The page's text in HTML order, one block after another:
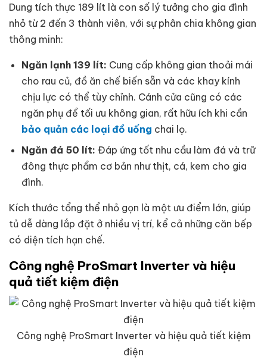
Dung tích thực 189 lít là con số lý tưởng cho gia đình
nhỏ từ 2 đến 3 thành viên, với sự phân chia không gian
thông minh:
Ngăn lạnh 139 lít: Cung cấp không gian thoải mái
cho rau củ, đồ ăn chế biến sẵn và các khay kính
chịu lực có thể tùy chỉnh. Cánh cửa cũng có các
ngăn phụ để tối ưu không gian, rất hữu ích khi cần
bảo quản các loại đồ uống chai lọ.
Ngăn đá 50 lít: Đáp ứng tốt nhu cầu làm đá và trữ
đông thực phẩm cơ bản như thịt, cá, kem cho gia
đình.
Kích thước tổng thể nhỏ gọn là một ưu điểm lớn, giúp
tủ dễ dàng lắp đặt ở nhiều vị trí, kể cả những căn bếp
có diện tích hạn chế.
Công nghệ ProSmart Inverter và hiệu
quả tiết kiệm điện
Công nghệ ProSmart Inverter và hiệu quả tiết kiệm
điện